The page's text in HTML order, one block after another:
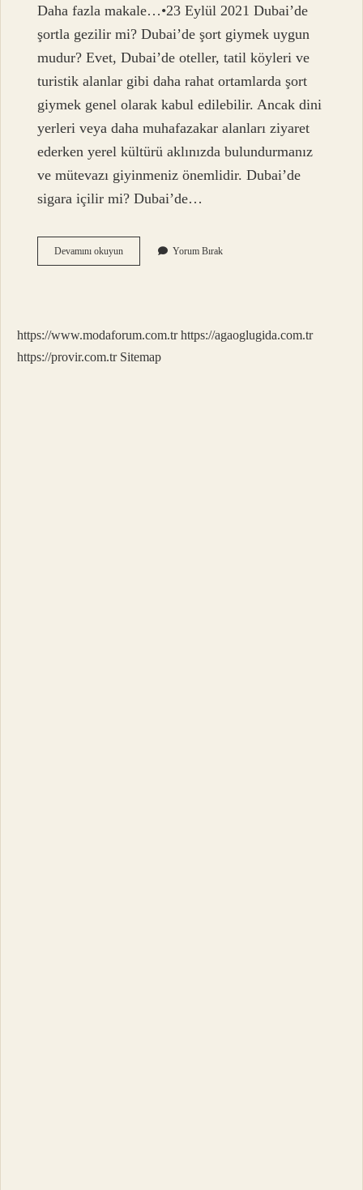
Daha fazla makale…•23 Eylül 2021 Dubai’de
şortla gezilir mi? Dubai’de şort giymek uygun
mudur? Evet, Dubai’de oteller, tatil köyleri ve
turistik alanlar gibi daha rahat ortamlarda şort
giymek genel olarak kabul edilebilir. Ancak dini
yerleri veya daha muhafazakar alanları ziyaret
ederken yerel kültürü aklınızda bulundurmanız
ve mütevazı giyinmeniz önemlidir. Dubai’de
sigara içilir mi? Dubai’de…
Devamını okuyunDubai
Otellerinde
Yorum Bırak
https://www.modaforum.com.tr https://agaoglugida.com.tr
https://provir.com.tr Sitemap